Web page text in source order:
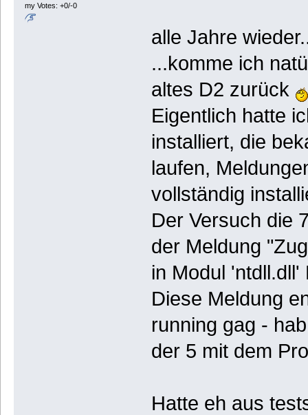
my Votes: +0/-0
alle Jahre
...komme ich
altes D2 zurück
Eigentlich hatte
installiert, die
laufen,
vollständig
Der Versuch die
der Meldung
in Modul
Diese Meldung
running gag -
der 5 mit dem
Hatte eh aus